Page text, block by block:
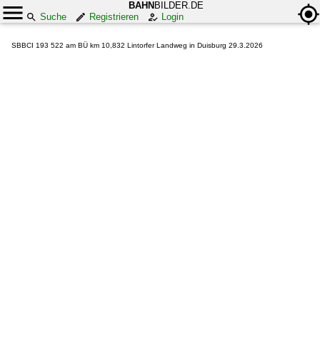
BAHN BILDER.DE
Suche
Registrieren Login
SBBCI 193 522 am BÜ km 10,832 Lintorfer Landweg in Duisburg 29.3.2026